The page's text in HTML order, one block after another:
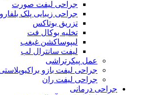
جراحی لیفت صورت
جراحی زیبایی پلک
تزریق بوتاکس
تخلیه بوکال فت
لیپوساکشن غبغب
لیفت سانترال لب
عمل پیکرتراشی
جراحی لیفت بازو
جراحی لیفت ران
جراحی درمانی